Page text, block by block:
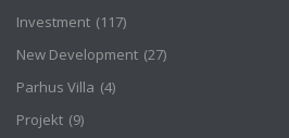
Investment (117)
New Development (27)
Parhus Villa (4)
Projekt (9)